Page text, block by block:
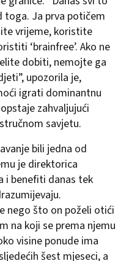
toga. Ja prva potičem
vrijeme, koristite
‘brainfree’. Ako ne
dobiti, nemojte ga
upozorila je,
igrati dominantnu
zahvaljujući
savjetu.
bili jedna od
je direktorica
i benefiti danas tek
nego što on poželi otići
na koji se prema njemu
visine ponude ima
šest mjeseci, a